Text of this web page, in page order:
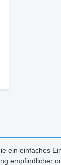
ein einfaches
empfindlicher